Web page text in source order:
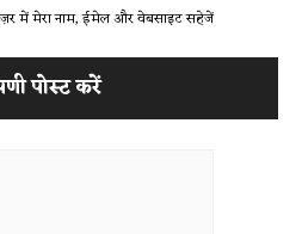
में मेरा नाम, ईमेल और वेबसाइट सहेजें